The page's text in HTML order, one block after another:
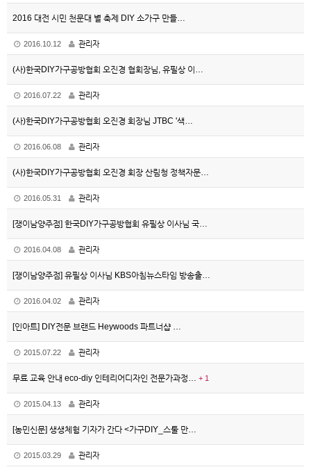
1:1문의
© 한국DIY가구공방협회. All Rights Reserved.
2016 대전 시민 천문대 별 축제 DIY 소가구 만들…
2016.10.12 관리자
(사)한국DIY가구공방협회 오진경 협회장님, 유필상 이…
2016.07.22 관리자
(사)한국DIY가구공방협회 오진경 회장님 JTBC '색…
2016.06.08 관리자
(사)한국DIY가구공방협회 오진경 회장 산림청 정책자문…
2016.05.31 관리자
[쟁이남양주점] 한국DIY가구공방협회 유필상 이사님 국…
2016.04.08 관리자
[쟁이남양주점] 유필상 이사님 KBS아침뉴스타임 방송출…
2016.04.02 관리자
[인아트] DIY전문 브랜드 Heywoods 파트너샵 …
2015.07.22 관리자
무료 교육 안내 eco-diy 인테리어디자인 전문가과정… + 1
2015.04.13 관리자
[농민신문] 생생체험 기자가 간다 <가구DIY_스툴 만…
2015.03.29 관리자